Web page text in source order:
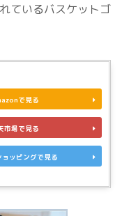
ているバスケットゴ
で見る
市場で見る
ッピングで見る